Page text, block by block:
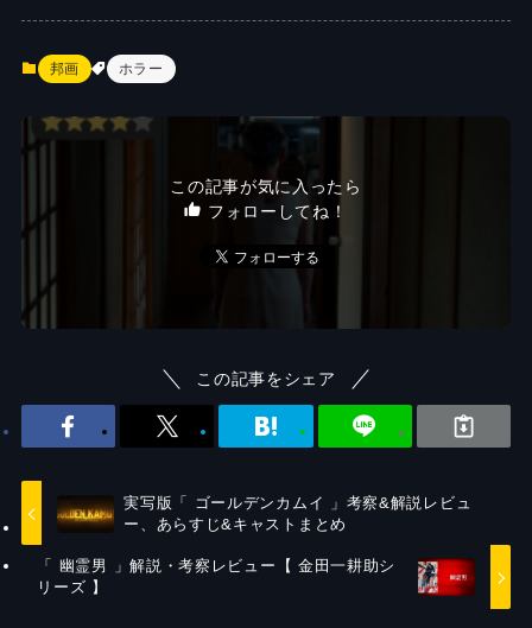
邦画 ホラー
この記事が気に入ったら
フォローしてね！
この記事をシェア
実写版「 ゴールデンカムイ 」考察&解説レビュ
ー、あらすじ&キャストまとめ
「 幽霊男 」解説・考察レビュー【 金田一耕助シ
リーズ 】